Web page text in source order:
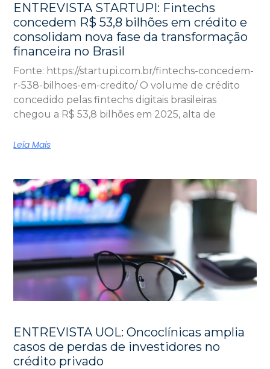
ENTREVISTA STARTUPI: Fintechs
concedem R$ 53,8 bilhões em crédito e
consolidam nova fase da transformação
financeira no Brasil
Fonte: https://startupi.com.br/fintechs-concedem-
r-538-bilhoes-em-credito/ O volume de crédito
concedido pelas fintechs digitais brasileiras
chegou a R$ 53,8 bilhões em 2025, alta de
Leia Mais
ENTREVISTA UOL: Oncoclínicas amplia
casos de perdas de investidores no
crédito privado